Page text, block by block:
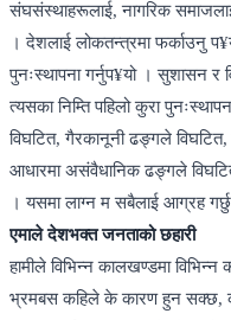
संघसंस्थाहरूलाई, नागरिक
। देशलाई लोकतन्त्रमा फर्काउनु
पुनःस्थापना गर्नुप¥यो । सुशासन र
त्यसका निम्ति पहिलो कुरा
विघटित, गैरकानूनी ढङ्गले
आधारमा असंवैधानिक ढङ्गले विघटित
। यसमा लाग्न म सबैलाई आग्रह
एमाले देशभक्त जनताको छहारी
हामीले विभिन्न कालखण्डमा विभिन्न
भ्रमबस कहिले के कारण हुन सक्छ,